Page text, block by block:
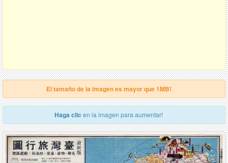
El tamaño de la imagen es mayor que 1MB!
Haga clic en la imagen para aumentar!